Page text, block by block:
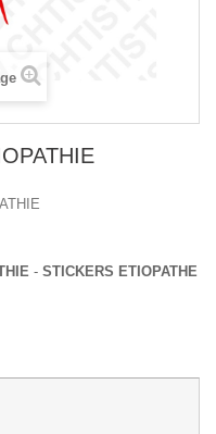
- STICKERS ETIOPATHE